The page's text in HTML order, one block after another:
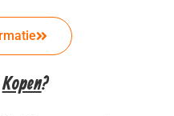
Kopen?